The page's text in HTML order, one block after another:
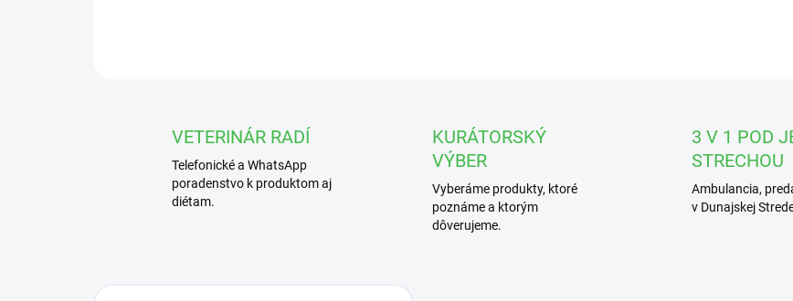
VETERINÁR RADÍ
Telefonické a WhatsApp
poradenstvo k produktom aj
diétam.
KURÁTORSKÝ
VÝBER
Vyberáme produkty, ktoré
poznáme a ktorým
dôverujeme.
3 V 1 POD
STRECHOU
Ambulancia,
v Dunajskej